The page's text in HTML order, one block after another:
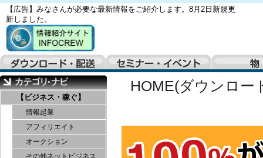
【広告】みなさんが必要な最新情報をご紹介します。8月2日新規更
新しました。
【ビジネス・稼ぐ】
情報起業
アフィリエイト
オークション
その他ネットビジネス
HOME(ダウンロー